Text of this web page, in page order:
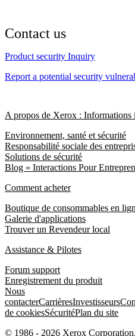
Contact us
Product security Inquiry
Report a potential security
A propos de Xerox : Informations
Environnement, santé et sécurité
Responsabilité sociale des
Solutions de sécurité
Blog « Interactions Pour
Comment acheter
Boutique de consommables en
Galerie d'applications
Trouver un Revendeur local
Assistance & Pilotes
Forum support
Enregistrement du produit
Nous
contacterCarrièresInvestisseurs
de cookiesSécuritéPlan du site
© 1986 - 2026 Xerox